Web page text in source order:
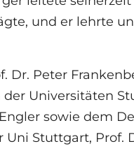
und er lehrte
Dr. Peter
Universitäten
sowie dem
Stuttgart, Prof.